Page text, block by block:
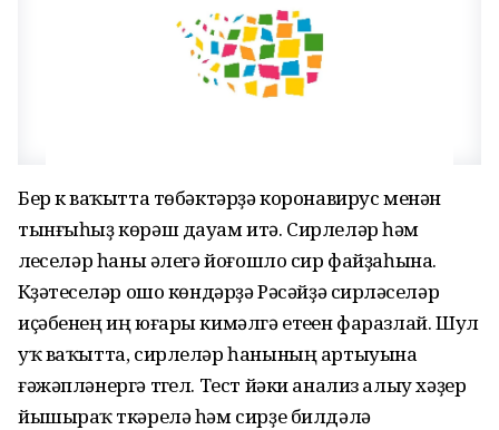
Бер үк ваҡытта төбәктәрҙә коронавирус менән
тынғыһыҙ көрәш дауам итә. Сирлеләр һәм
үлеүселәр һаны әлегә йоғошло сир файҙаһына.
Күҙәтеүселәр ошо көндәрҙә Рәсәйҙә сирләүселәр
иҫәбенең иң юғары кимәлгә етеүен фаразлай. Шул
уҡ ваҡытта, сирлеләр һанының артыуына
ғәжәпләнергә түгел. Тест йәки анализ алыу хәҙер
йышыраҡ үткәрелә һәм сирҙе билдәләү